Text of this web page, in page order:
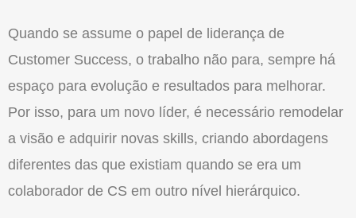
Quando se assume o papel de liderança de
Customer Success, o trabalho não para, sempre há
espaço para evolução e resultados para melhorar.
Por isso, para um novo líder, é necessário remodelar
a visão e adquirir novas skills, criando abordagens
diferentes das que existiam quando se era um
colaborador de CS em outro nível hierárquico.